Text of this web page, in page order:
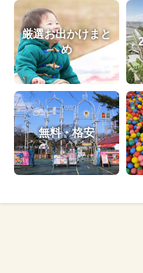
厳選お出かけまと
め
無料・格安